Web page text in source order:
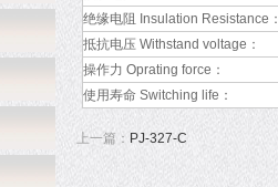
绝缘电阻 Insulation Resistance：
抵抗电压 Withstand voltage：
操作力 Oprating force：
使用寿命 Switching life：
上一篇： PJ-327-C